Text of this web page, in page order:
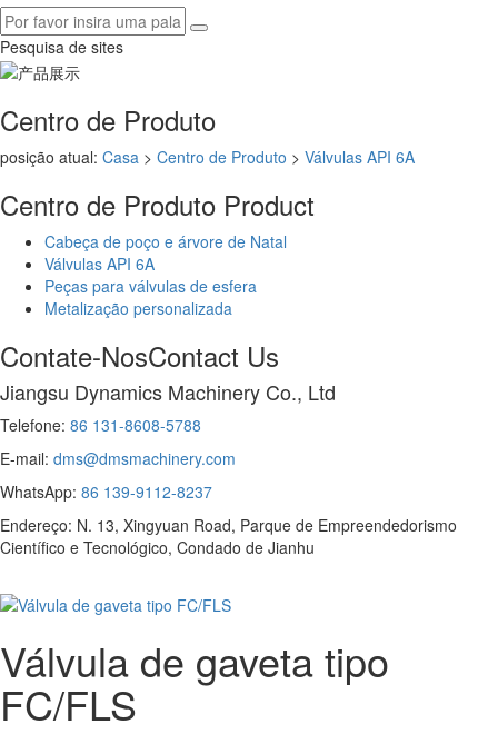
Pesquisa de sites
Centro de Produto
posição atual: Casa > Centro de Produto > Válvulas API 6A
Centro de Produto Product
Cabeça de poço e árvore de Natal
Válvulas API 6A
Peças para válvulas de esfera
Metalização personalizada
Contate-NosContact Us
Jiangsu Dynamics Machinery Co., Ltd
Telefone: 86 131-8608-5788
E-mail: dms@dmsmachinery.com
WhatsApp: 86 139-9112-8237
Endereço: N. 13, Xingyuan Road, Parque de Empreendedorismo
Científico e Tecnológico, Condado de Jianhu
Válvula de gaveta tipo
FC/FLS